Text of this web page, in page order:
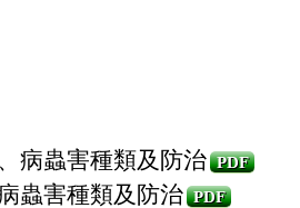
病蟲害種類及防治 PDF
蟲害種類及防治 PDF